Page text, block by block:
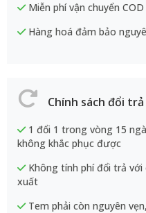
Miễn phí vận chuyển
Hàng hoá đảm bảo
Chính sách đổi trả
1 đổi 1 trong vòng 15
không khắc phục được
Không tính phí đổi trả với
xuất
Tem phải còn nguyên